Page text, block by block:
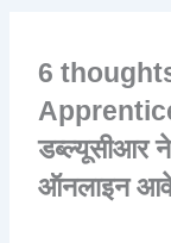
6
डब्ल्यूसीआर ने
ऑनलाइन